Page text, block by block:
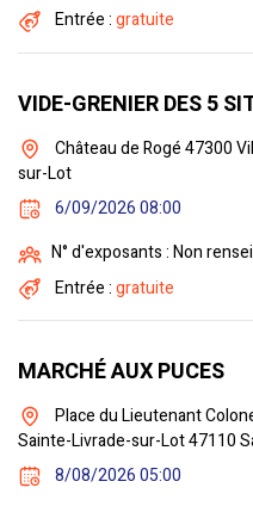
Entrée :gratuite
VIDE-GRENIER DES 5
Château de Rogé 47300
sur-Lot
6/09/2026 08:00
N° d'exposants : Non
Entrée :gratuite
MARCHÉ AUX PUCES
Place du Lieutenant
Sainte-Livrade-sur-Lot 47110
8/08/2026 05:00